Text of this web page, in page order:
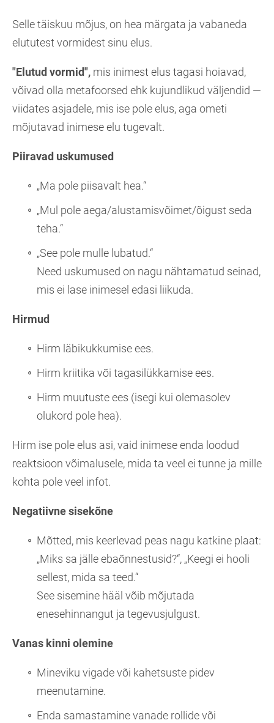
Selle täiskuu mõjus, on hea märgata ja vabaneda
elututest vormidest sinu elus.
"Elutud vormid", mis inimest elus tagasi hoiavad,
võivad olla metafoorsed ehk kujundlikud väljendid —
viidates asjadele, mis ise pole elus, aga ometi
mõjutavad inimese elu tugevalt.
Piiravad uskumused
„Ma pole piisavalt hea.“
„Mul pole aega/alustamisvõimet/õigust seda
teha.“
„See pole mulle lubatud.“
Need uskumused on nagu nähtamatud seinad,
mis ei lase inimesel edasi liikuda.
Hirmud
Hirm läbikukkumise ees.
Hirm kriitika või tagasilükkamise ees.
Hirm muutuste ees (isegi kui olemasolev
olukord pole hea).
Hirm ise pole elus asi, vaid inimese enda loodud
reaktsioon võimalusele, mida ta veel ei tunne ja mille
kohta pole veel infot.
Negatiivne sisekõne
Mõtted, mis keerlevad peas nagu katkine plaat:
„Miks sa jälle ebaõnnestusid?“, „Keegi ei hooli
sellest, mida sa teed.“
See sisemine hääl võib mõjutada
enesehinnangut ja tegevusjulgust.
Vanas kinni olemine
Mineviku vigade või kahetsuste pidev
meenutamine.
Enda samastamine vanade rollide või